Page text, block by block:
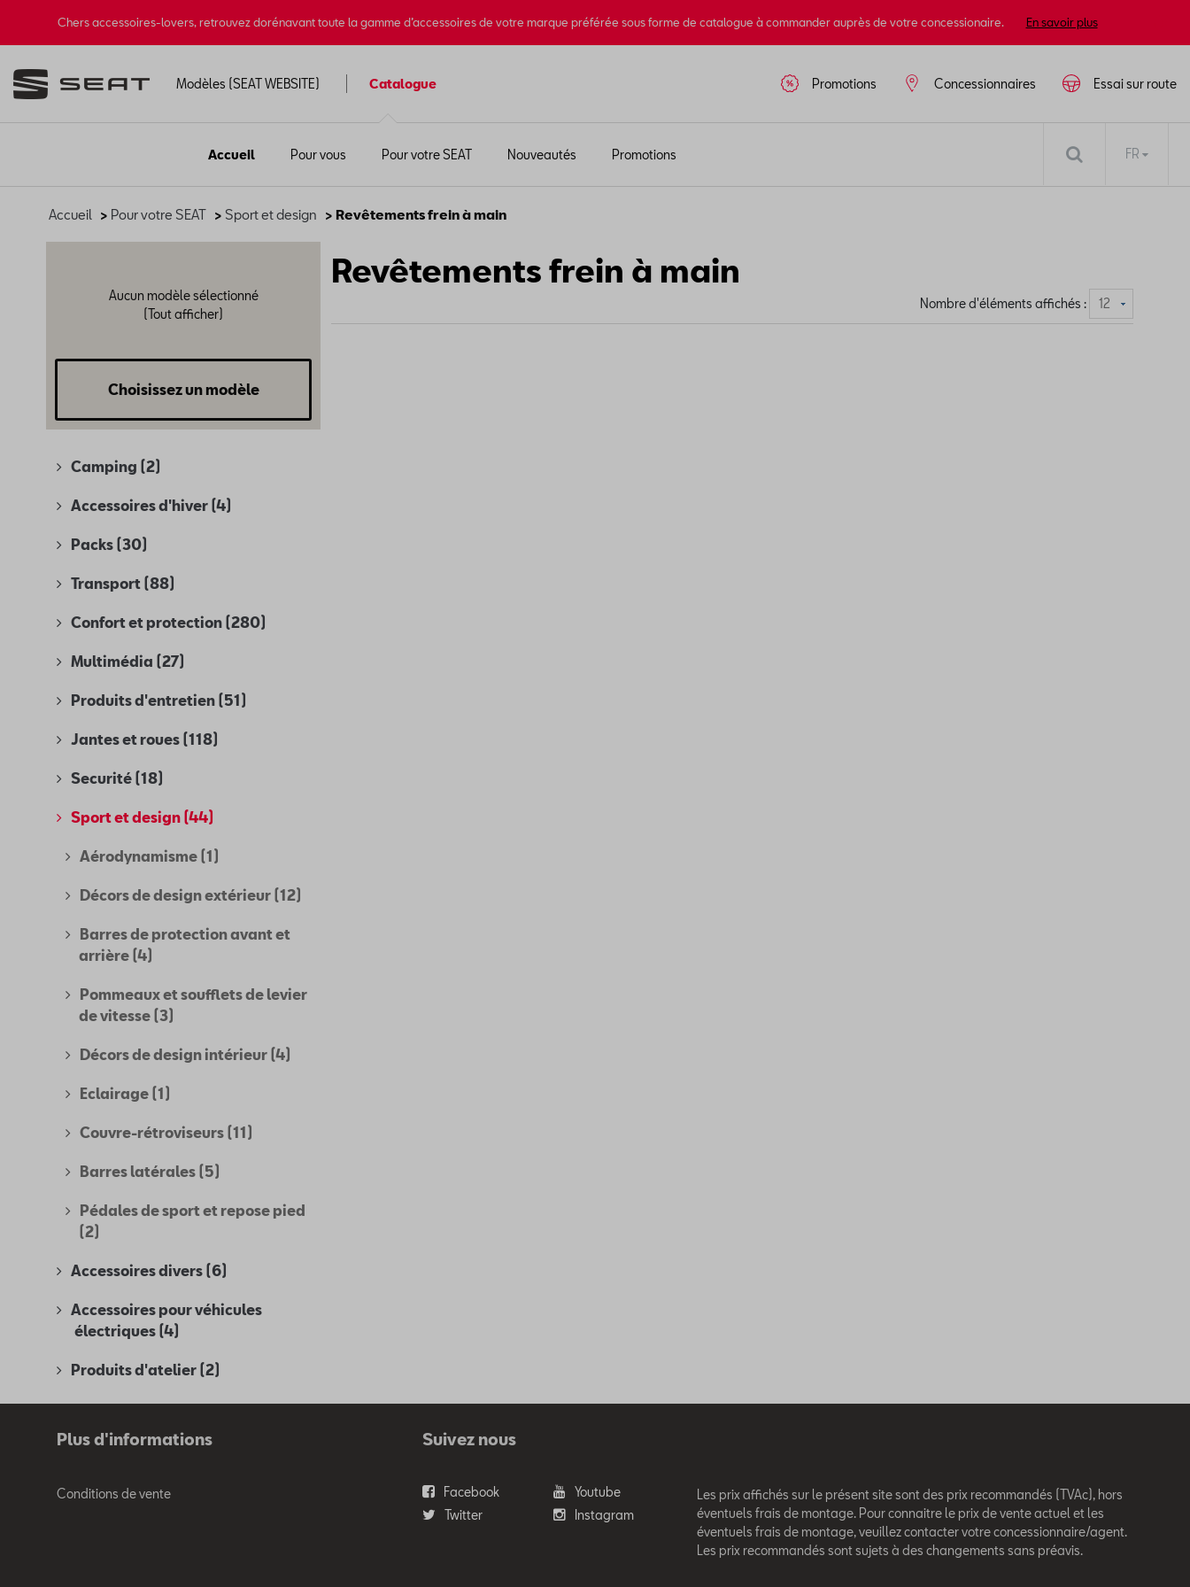
Chers accessoires-lovers, retrouvez dorénavant toute la gamme d’accessoires de votre marque préférée sous forme de catalogue à commander auprès de votre concessionaire. En savoir plus
Modèles (SEAT WEBSITE) Catalogue
Accueil Pour vous Pour votre SEAT Nouveautés Promotions
Essai sur route
Concessionnaires
Promotions
FR
Accueil > Pour votre SEAT > Sport et design > Revêtements frein à main
Aucun modèle sélectionné
(Tout afficher)
Choisissez un modèle
Camping (2)
Accessoires d'hiver (4)
Packs (30)
Transport (88)
Confort et protection (280)
Multimédia (27)
Produits d'entretien (51)
Jantes et roues (118)
Securité (18)
Sport et design (44)
Aérodynamisme (1)
Décors de design extérieur (12)
Barres de protection avant et
arrière (4)
Pommeaux et soufflets de levier
de vitesse (3)
Décors de design intérieur (4)
Eclairage (1)
Couvre-rétroviseurs (11)
Barres latérales (5)
Pédales de sport et repose pied
(2)
Accessoires divers (6)
Accessoires pour véhicules
électriques (4)
Produits d'atelier (2)
Revêtements frein à main
Nombre d'éléments affichés :
Plus d'informations
Conditions de vente
Suivez nous
Facebook
Youtube
Twitter
Instagram
Les prix affichés sur le présent site sont des prix recommandés (TVAc), hors
éventuels frais de montage. Pour connaitre le prix de vente actuel et les
éventuels frais de montage, veuillez contacter votre concessionnaire/agent.
Les prix recommandés sont sujets à des changements sans préavis.